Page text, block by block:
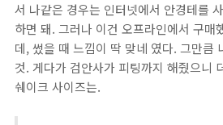
서 나같은 경우는 인터넷에서 안경테를
하면 돼. 그러나 이건 오프라인에서 구매
데, 썼을 때 느낌이 딱 맞네 였다. 그만큼
것. 게다가 검안사가 피팅까지 해줬으니
쉐이크 사이즈는.